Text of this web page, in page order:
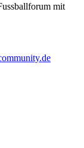
mit